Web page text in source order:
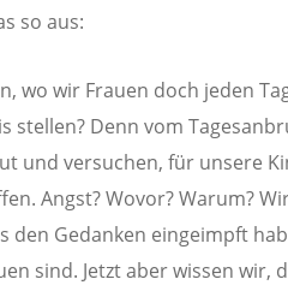
so aus:
wo wir Frauen doch jeden
stellen? Denn vom
und versuchen, für unsere
Angst? Wovor? Warum?
den Gedanken eingeimpft
sind. Jetzt aber wissen wir,